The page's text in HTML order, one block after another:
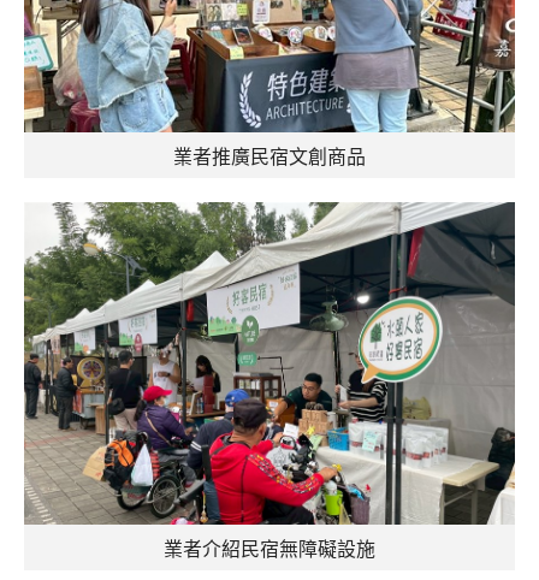
業者推廣民宿文創商品
業者介紹民宿無障礙設施